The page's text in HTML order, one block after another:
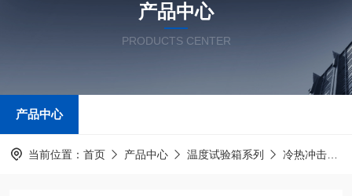
产品中心
PRODUCTS CENTER
产品中心
当前位置： 首页 产品中心 温度试验箱系列 冷热冲击试验箱